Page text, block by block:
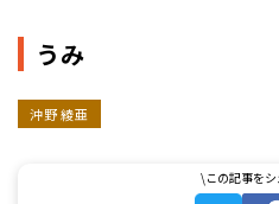
うみ
沖野 綾亜